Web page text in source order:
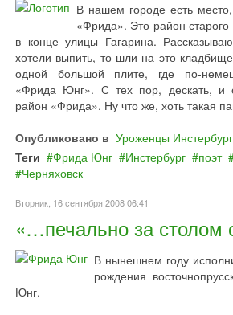
В нашем городе есть
«Фрида». Это район
в конце улицы Гагарина.
хотели выпить, то шли на это
одной большой плите, где по-
«Фрида Юнг». С тех пор, дескать, и
район «Фрида». Ну что же, хоть такая
Опубликовано в Уроженцы
Теги
Фрида Юнг Инстербург поэт
Черняховск
Вторник, 16 сентября 2008 06:41
«…печально за столом
В нынешнем году
рождения
Юнг.